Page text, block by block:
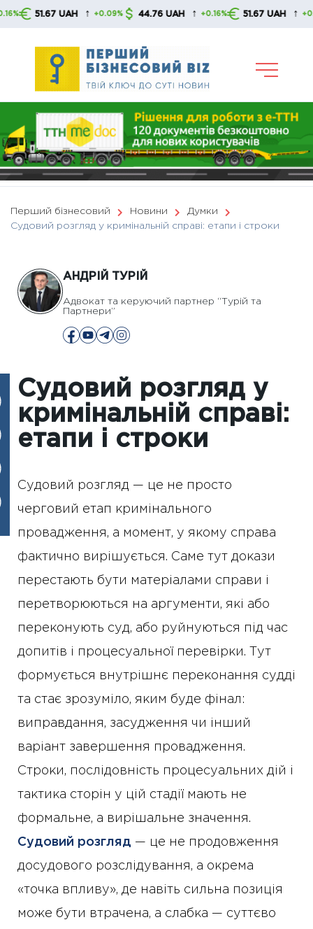
Skip
UAH ↑ +0.09% 44.76 UAH ↑ +0.16% 51.67 UAH ↑ +0.09%
Перший бізнесовий Новини
Думки
Судовий розгляд у кримінальній справі: етапи і строки
АНДРІЙ ТУРІЙ
Адвокат та керуючий партнер “Турій та
Партнери”
Судовий розгляд у
кримінальній справі:
етапи і строки
Судовий розгляд — це не просто
черговий етап кримінального
провадження, а момент, у якому справа
фактично вирішується. Саме тут докази
перестають бути матеріалами справи і
перетворюються на аргументи, які або
переконують суд, або руйнуються під час
допитів і процесуальної перевірки. Тут
формується внутрішнє переконання судді
та стає зрозуміло, яким буде фінал:
виправдання, засудження чи інший
варіант завершення провадження.
Строки, послідовність процесуальних дій і
тактика сторін у цій стадії мають не
формальне, а вирішальне значення.
Судовий розгляд — це не продовження
досудового розслідування, а окрема
«точка впливу», де навіть сильна позиція
може бути втрачена, а слабка — суттєво